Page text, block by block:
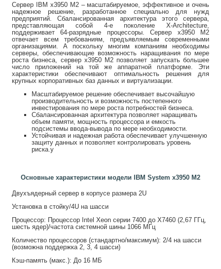
Сервер IBM x3950 M2 – масштабируемое, эффективное и очень
надежное решение, разработанное специально для нужд
предприятий. Сбалансированная архитектура этого сервера,
представляющая собой 4-е поколение X-Architecture,
поддерживает 64-разрядные процессоры. Сервер x3950 M2
отвечает всем требованиям, предъявляемым современными
организациями. А поскольку многим компаниям необходимы
серверы, обеспечивающие возможность наращивания по мере
роста бизнеса, сервер x3950 M2 позволяет запускать большее
число приложений на той же аппаратной платформе. Эти
характеристики обеспечивают оптимальность решения для
крупных корпоративных баз данных и виртуализации.
Масштабируемое решение обеспечивает высочайшую
производительность и возможность постепенного
инвестирования по мере роста потребностей бизнеса.
Сбалансированная архитектура позволяет наращивать
объем памяти, мощность процессора и емкость
подсистемы ввода-вывода по мере необходимости.
Устойчивая и надежная работа обеспечивает улучшенную
защиту данных и позволяет контролировать уровень
риска.у
Основные характеристики модели IBM System x3950 M2
Двухъядерный сервер в корпусе размера 2U
Установка в стойку/4U на шасси
Процессор: Процессор Intel Xeon серии 7400 до X7460 (2,67 ГГц,
шесть ядер)/частота системной шины 1066 МГц
Количество процессоров (стандартно/максимум): 2/4 на шасси
(возможна поддержка 2, 3, 4 шасси)
Кэш-память (макс.): До 16 МБ